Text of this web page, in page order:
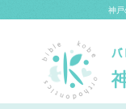
神